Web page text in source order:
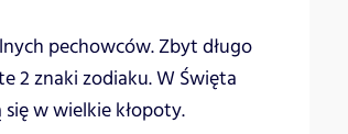
pechowców. Zbyt długo
2 znaki zodiaku. W Święta
w wielkie kłopoty.